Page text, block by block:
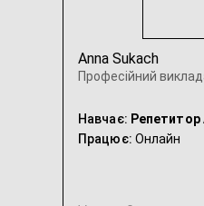
Anna Sukach
Професійний
Навчає: Репетитор
Працює: Онлайн